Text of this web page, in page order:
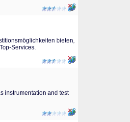
bieten,
Services.
instrumentation and test